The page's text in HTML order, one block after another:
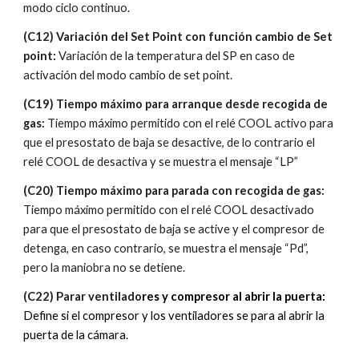
modo ciclo continuo.
(C12) Variación del Set Point con función cambio de Set
point: Variación de la temperatura del SP en caso de
activación del modo cambio de set point.
(C19) Tiempo máximo para arranque desde recogida de
gas: Tiempo máximo permitido con el relé COOL activo para
que el presostato de baja se desactive, de lo contrario el
relé COOL de desactiva y se muestra el mensaje “LP”
(C20) Tiempo máximo para parada con recogida de gas:
Tiempo máximo permitido con el relé COOL desactivado
para que el presostato de baja se active y el compresor de
detenga, en caso contrario, se muestra el mensaje “Pd”,
pero la maniobra no se detiene.
(C22) Parar ventilado
Define si el compresor y los ventiladores se para al abrir la
puerta de la cámara.